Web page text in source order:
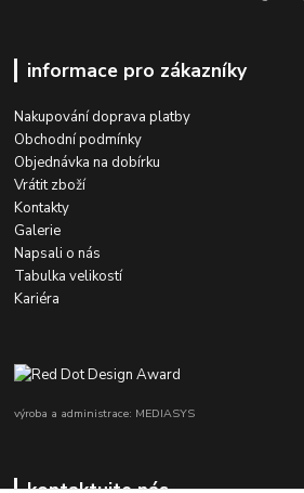
informace pro zákazníky
Nakupování doprava platby
Obchodní podmínky
Objednávka na dobírku
Vrátit zboží
Kontakty
Galerie
Napsali o nás
Tabulka velikostí
Kariéra
výroba a administrace: MEDIASYS